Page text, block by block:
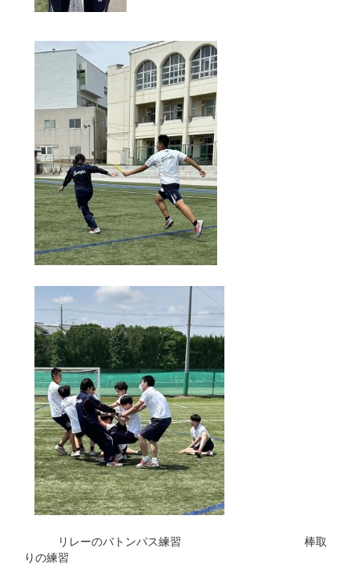
リレーのバトンパス練習 棒取
りの練習